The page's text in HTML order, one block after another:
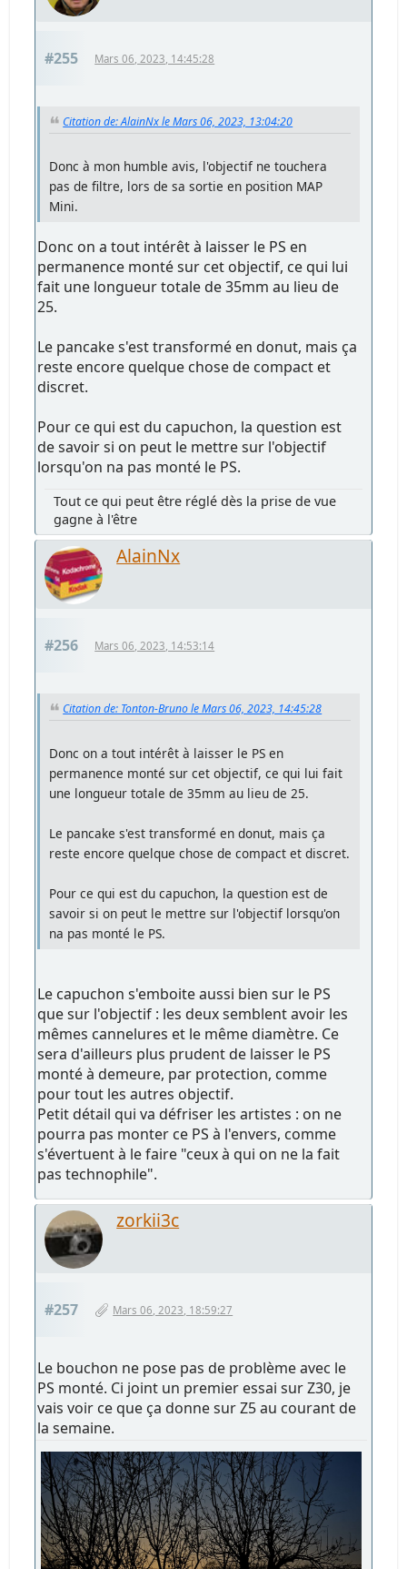
#255 Mars 06, 2023, 14:45:28
Citation de: AlainNx le Mars 06, 2023, 13:04:20
Donc à mon humble avis, l'objectif ne touchera
pas de filtre, lors de sa sortie en position MAP
Mini.
Donc on a tout intérêt à laisser le PS en
permanence monté sur cet objectif, ce qui lui
fait une longueur totale de 35mm au lieu de
25.
Le pancake s'est transformé en donut, mais ça
reste encore quelque chose de compact et
discret.
Pour ce qui est du capuchon, la question est
de savoir si on peut le mettre sur l'objectif
lorsqu'on na pas monté le PS.
Tout ce qui peut être réglé dès la prise de vue
gagne à l'être
AlainNx
#256 Mars 06, 2023, 14:53:14
Citation de: Tonton-Bruno le Mars 06, 2023, 14:45:28
Donc on a tout intérêt à laisser le PS en
permanence monté sur cet objectif, ce qui lui fait
une longueur totale de 35mm au lieu de 25.
Le pancake s'est transformé en donut, mais ça
reste encore quelque chose de compact et discret.
Pour ce qui est du capuchon, la question est de
savoir si on peut le mettre sur l'objectif lorsqu'on
na pas monté le PS.
Le capuchon s'emboite aussi bien sur le PS
que sur l'objectif : les deux semblent avoir les
mêmes cannelures et le même diamètre. Ce
sera d'ailleurs plus prudent de laisser le PS
monté à demeure, par protection, comme
pour tout les autres objectif.
Petit détail qui va défriser les artistes : on ne
pourra pas monter ce PS à l'envers, comme
s'évertuent à le faire "ceux à qui on ne la fait
pas technophile".
zorkii3c
#257 Mars 06, 2023, 18:59:27
Le bouchon ne pose pas de problème avec le
PS monté. Ci joint un premier essai sur Z30, je
vais voir ce que ça donne sur Z5 au courant de
la semaine.